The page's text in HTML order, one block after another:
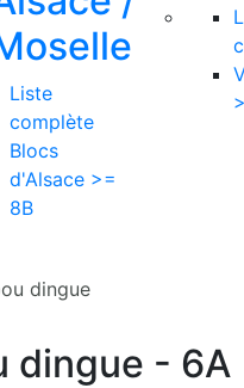
Liste
complète
Blocs
d'Alsace >=
8B
dingue
dingue - 6A